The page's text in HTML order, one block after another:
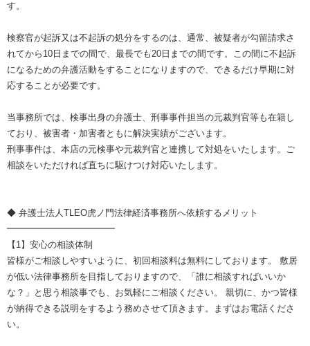
す。
検察官が起訴又は不起訴の処分をするのは、通常、被疑者が勾留請求さ
れてから10日までの間で、最長でも20日までの間です。この間に不起訴
になるための弁護活動をすることになりますので、できるだけ早期に対
応することが必要です。
当事務所では、検事出身の弁護士、刑事事件担当の元裁判官等も在籍し
ており、被害者・加害者ともに解決実績がございます。
刑事事件は、本店の元検事や元裁判官と連携して対処をいたします。ご
相談をいただければ直ちに駆けつけ対応いたします。
◆ 弁護士法人TLEO虎ノ門法律経済事務所へ依頼するメリット
━━━━━━━━━━━━
【1】安心の相談体制
皆様がご相談しやすいように、初回相談料は無料にしております。 敷居
が低い法律事務所を目指しておりますので、「誰に相談すればいいか
な？」と思う相談事でも、お気軽にご相談ください。 親切に、かつ皆様
が納得できる説明をするよう務めさせて頂きます。まずはお電話くださ
い。